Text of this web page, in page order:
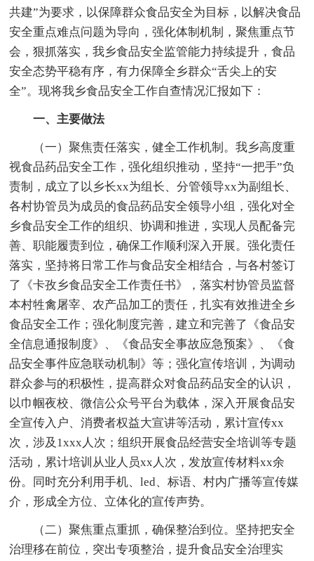
共建”为要求，以保障群众食品安全为目标，以解决食品
安全重点难点问题为导向，强化体制机制，聚焦重点节
会，狠抓落实，我乡食品安全监管能力持续提升，食品
安全态势平稳有序，有力保障全乡群众“舌尖上的安
全”。现将我乡食品安全工作自查情况汇报如下：
一、主要做法
（一）聚焦责任落实，健全工作机制。我乡高度重
视食品药品安全工作，强化组织推动，坚持“一把手”负
责制，成立了以乡长xx为组长、分管领导xx为副组长、
各村协管员为成员的食品药品安全领导小组，强化对全
乡食品安全工作的组织、协调和推进，实现人员配备完
善、职能履责到位，确保工作顺利深入开展。强化责任
落实，坚持将日常工作与食品安全相结合，与各村签订
了《卡孜乡食品安全工作责任书》，落实村协管员监督
本村牲禽屠宰、农产品加工的责任，扎实有效推进全乡
食品安全工作；强化制度完善，建立和完善了《食品安
全信息通报制度》、《食品安全事故应急预案》、《食
品安全事件应急联动机制》等；强化宣传培训，为调动
群众参与的积极性，提高群众对食品药品安全的认识，
以巾帼夜校、微信公众号平台为载体，深入开展食品安
全宣传入户、消费者权益大宣讲等活动，累计宣传xx
次，涉及1xxx人次；组织开展食品经营安全培训等专题
活动，累计培训从业人员xx人次，发放宣传材料xx余
份。同时充分利用手机、led、标语、村内广播等宣传媒
介，形成全方位、立体化的宣传声势。
（二）聚焦重点重抓，确保整治到位。坚持把安全
治理移在前位，突出专项整治，提升食品安全治理实